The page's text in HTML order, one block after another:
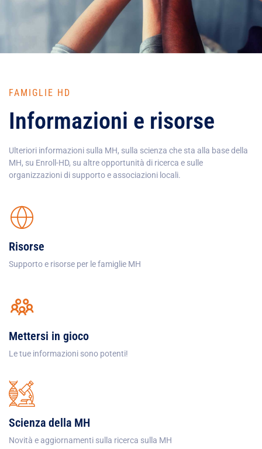
FAMIGLIE HD
Informazioni e risorse
Ulteriori informazioni sulla MH, sulla scienza che sta alla base della
MH, su Enroll-HD, su altre opportunità di ricerca e sulle
organizzazioni di supporto e associazioni locali.
Risorse
Supporto e risorse per le famiglie MH
Mettersi in gioco
Le tue informazioni sono potenti!
Scienza della MH
Novità e aggiornamenti sulla ricerca sulla MH